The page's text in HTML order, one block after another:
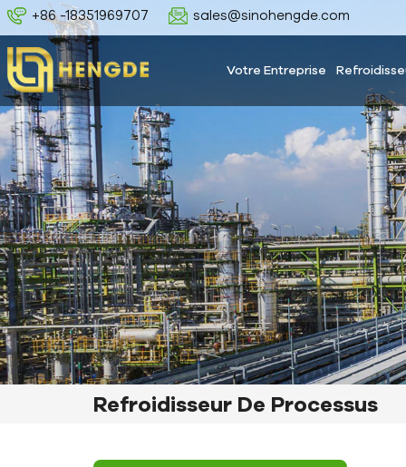
+86 -18351969707 sales@sinohengde.com
Votre Entreprise
Refroidisseur De Processus